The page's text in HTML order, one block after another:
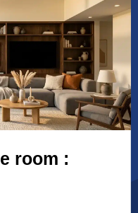
room :